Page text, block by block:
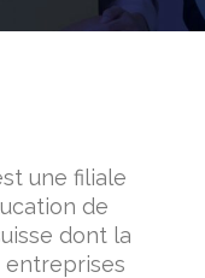
une filiale
de
dont la
entreprises